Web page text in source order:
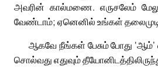
அவரின் கால்மணை. எருசலேம்
வேண்டாம்; ஏனெனில் உங்கள்
ஆகவே நீங்கள் பேசும் போது
சொல்வது எதுவும்